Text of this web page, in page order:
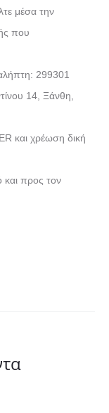
μέσα την
που
299301
14, Ξάνθη,
και χρέωση δική
και προς τον